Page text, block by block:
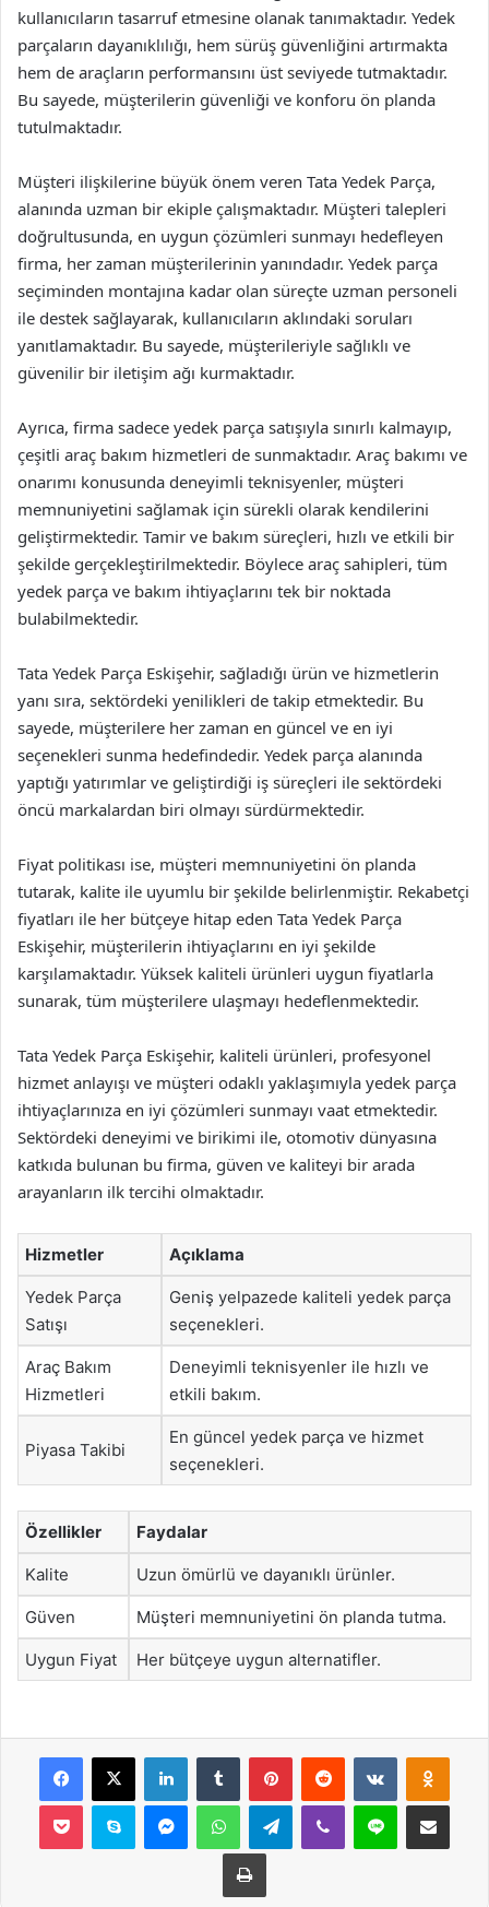
kullanıcıların tasarruf etmesine olanak tanımaktadır. Yedek
parçaların dayanıklılığı, hem sürüş güvenliğini artırmakta
hem de araçların performansını üst seviyede tutmaktadır.
Bu sayede, müşterilerin güvenliği ve konforu ön planda
tutulmaktadır.
Müşteri ilişkilerine büyük önem veren Tata Yedek Parça,
alanında uzman bir ekiple çalışmaktadır. Müşteri talepleri
doğrultusunda, en uygun çözümleri sunmayı hedefleyen
firma, her zaman müşterilerinin yanındadır. Yedek parça
seçiminden montajına kadar olan süreçte uzman personeli
ile destek sağlayarak, kullanıcıların aklındaki soruları
yanıtlamaktadır. Bu sayede, müşterileriyle sağlıklı ve
güvenilir bir iletişim ağı kurmaktadır.
Ayrıca, firma sadece yedek parça satışıyla sınırlı kalmayıp,
çeşitli araç bakım hizmetleri de sunmaktadır. Araç bakımı ve
onarımı konusunda deneyimli teknisyenler, müşteri
memnuniyetini sağlamak için sürekli olarak kendilerini
geliştirmektedir. Tamir ve bakım süreçleri, hızlı ve etkili bir
şekilde gerçekleştirilmektedir. Böylece araç sahipleri, tüm
yedek parça ve bakım ihtiyaçlarını tek bir noktada
bulabilmektedir.
Tata Yedek Parça Eskişehir, sağladığı ürün ve hizmetlerin
yanı sıra, sektördeki yenilikleri de takip etmektedir. Bu
sayede, müşterilere her zaman en güncel ve en iyi
seçenekleri sunma hedefindedir. Yedek parça alanında
yaptığı yatırımlar ve geliştirdiği iş süreçleri ile sektördeki
öncü markalardan biri olmayı sürdürmektedir.
Fiyat politikası ise, müşteri memnuniyetini ön planda
tutarak, kalite ile uyumlu bir şekilde belirlenmiştir. Rekabetçi
fiyatları ile her bütçeye hitap eden Tata Yedek Parça
Eskişehir, müşterilerin ihtiyaçlarını en iyi şekilde
karşılamaktadır. Yüksek kaliteli ürünleri uygun fiyatlarla
sunarak, tüm müşterilere ulaşmayı hedeflenmektedir.
Tata Yedek Parça Eskişehir, kaliteli ürünleri, profesyonel
hizmet anlayışı ve müşteri odaklı yaklaşımıyla yedek parça
ihtiyaçlarınıza en iyi çözümleri sunmayı vaat etmektedir.
Sektördeki deneyimi ve birikimi ile, otomotiv dünyasına
katkıda bulunan bu firma, güven ve kaliteyi bir arada
arayanların ilk tercihi olmaktadır.
Hizmetler Açıklama
Yedek Parça
Satışı
Geniş yelpazede kaliteli yedek parça
seçenekleri.
Araç Bakım
Hizmetleri
Deneyimli teknisyenler ile hızlı ve
etkili bakım.
Piyasa Takibi
En güncel yedek parça ve hizmet
seçenekleri.
Özellikler Faydalar
Kalite Uzun ömürlü ve dayanıklı ürünler.
Güven Müşteri memnuniyetini ön planda tutma.
Uygun Fiyat Her bütçeye uygun alternatifler.
Facebook
X LinkedInTumblr PinterestReddit VKontakte
Pocket Skype MessengerWhatsAppTelegramViber Line E-Posta ile
Yazdır